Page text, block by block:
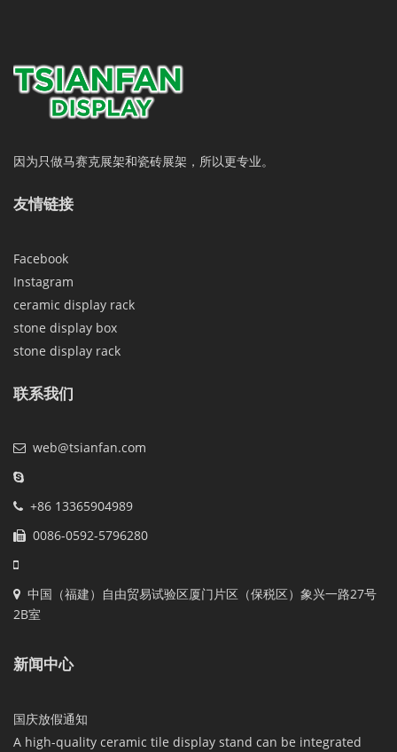
因为只做马赛克展架和瓷砖展架，所以更专业。
友情链接
Facebook
Instagram
ceramic display rack
stone display box
stone display rack
联系我们
web@tsianfan.com
+86 13365904989
0086-0592-5796280
中国（福建）自由贸易试验区厦门片区（保税区）象兴一路27号
2B室
新闻中心
国庆放假通知
A high-quality ceramic tile display stand can be integrated